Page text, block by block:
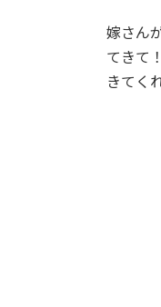
嫁さん
てきて
きてく